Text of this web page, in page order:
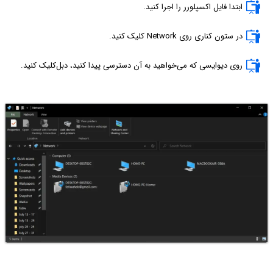
ابتدا فایل اکسپلورر را اجرا کنید.
در ستون کناری روی Network کلیک کنید.
روی دیوایسی که می‌خواهید به آن دسترسی پیدا کنید، دبل‌کلیک کنید.